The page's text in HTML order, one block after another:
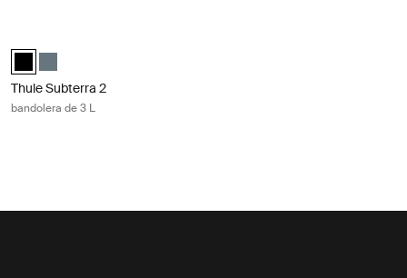
Thule Subterra sling bag Negro (selected)
Thule Subterra sling bag Pizarra oscura
Thule Subterra 2
bandolera de 3 L